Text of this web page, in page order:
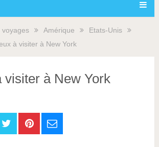
voyages Amérique
Etats-Unis
à visiter à New York
visiter à New York